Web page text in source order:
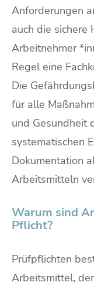
Anforderungen
auch die sichere
Arbeitnehmer
Regel eine
Die
für alle
und Gesundheit
systematischen
Dokumentation
Arbeitsmitteln
Warum sind
Pflicht?
Prüfpflichten
Arbeitsmittel,